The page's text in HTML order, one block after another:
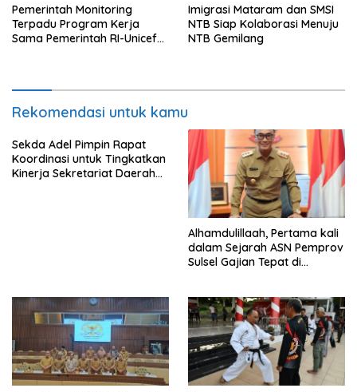
Pemerintah Monitoring
Terpadu Program Kerja
Sama Pemerintah RI-Unicef
Imigrasi Mataram dan SMSI
NTB Siap Kolaborasi Menuju
NTB Gemilang
Rekomendasi untuk kamu
Sekda Adel Pimpin Rapat
Koordinasi untuk Tingkatkan
Kinerja Sekretariat Daerah
Alhamdulillaah, Pertama kali
dalam Sejarah ASN Pemprov
Sulsel Gajian Tepat di